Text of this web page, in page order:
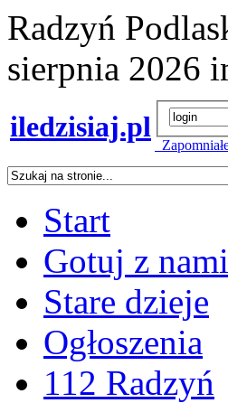
Radzyń
sierpnia 2026
iledzisiaj.pl
Start
Gotuj z nami
Stare dzieje
Ogłoszenia
112 Radzyń